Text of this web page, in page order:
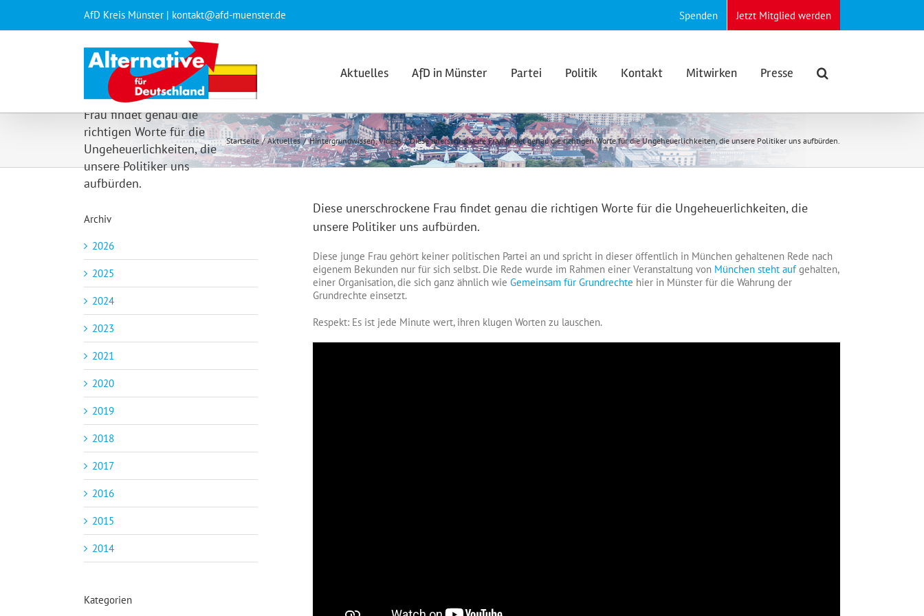
springen
AfD Kreis Münster | kontakt@afd-muenster.de Spenden Jetzt Mitglied werden
Aktuelles AfD in Münster Partei Politik Kontakt Mitwirken Presse
Diese unerschrockene
Frau findet genau die
richtigen Worte für die
Ungeheuerlichkeiten, die
unsere Politiker uns
aufbürden.
Startseite Aktuelles Hintergrundwissen Videos Diese unerschrockene Frau findet genau die richtigen Worte für die Ungeheuerlichkeiten, die unsere Politiker uns aufbürden.
Diese unerschrockene Frau findet genau die richtigen Worte für die Ungeheuerlichkeiten, die
unsere Politiker uns aufbürden.
Diese junge Frau gehört keiner politischen Partei an und spricht in dieser öffentlich in München gehaltenen Rede nach
eigenem Bekunden nur für sich selbst. Die Rede wurde im Rahmen einer Veranstaltung von München steht aufgehalten,
einer Organisation, die sich ganz ähnlich wie Gemeinsam für Grundrechte hier in Münster für die Wahrung der
Grundrechte einsetzt.
Respekt: Es ist jede Minute wert, ihren klugen Worten zu lauschen.
Archiv
2026
2025
2024
2023
2021
2020
2019
2018
2017
2016
2015
2014
Kategorien